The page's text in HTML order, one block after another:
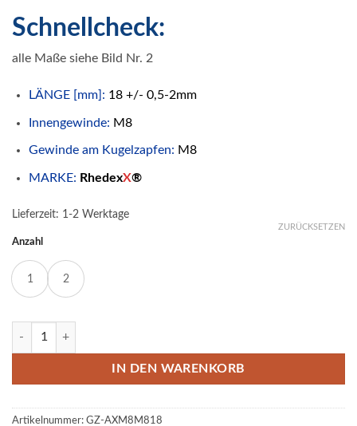
Schnellcheck:
alle Maße siehe Bild Nr. 2
LÄNGE [mm]: 18 +/- 0,5-2mm
Innengewinde: M8
Gewinde am Kugelzapfen: M8
MARKE: RhedexX®
Lieferzeit: 1-2 Werktage
Anzahl
1 2
ZURÜCKSETZEN
Gasdruckfeder Axialgelenk Zubehör M8 18mm M8 Kugelzapfen
IN DEN WARENKORB
Artikelnummer: GZ-AXM8M818